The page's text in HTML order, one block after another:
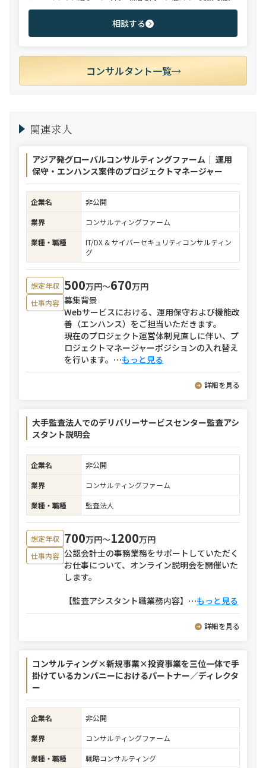
相談する
コンサルタント一覧
関連求人
アジア発グローバルコンサルティングファーム｜ 運用
保守・エンハンス案件のプロジェクトマネージャー
企業名
非公開
業界
コンサルティングファーム
業種・職種
IT/DX & サイバーセキュリティコンサルティン
グ
想定年収 500万円〜670万円
仕事内容 募集背景
Webサービスにおける、運用保守および機能改
善（エンハンス）をご担当いただきます。
現在のプロジェクト運営体制見直しに伴い、プ
ロジェクトマネージャーポジションの入れ替え
を行います。 ⋯もっと見る
詳細を見る
大手監査法人でのデリバリーサービスセンター監査アシ
スタント説明会
企業名
非公開
業界
コンサルティングファーム
業種・職種
監査法人
想定年収 700万円〜1200万円
仕事内容 公認会計士の事務業務をサポートしていただく
お仕事について、オンライン説明会を開催いた
します。
【監査アシスタント職業務内容】 ⋯もっと見る
詳細を見る
コンサルティング×新規事業×投資事業を三位一体で手
掛けているカンパニーにおけるパートナー／ディレクタ
ー
企業名
非公開
業界
コンサルティングファーム
業種・職種
戦略コンサルティング